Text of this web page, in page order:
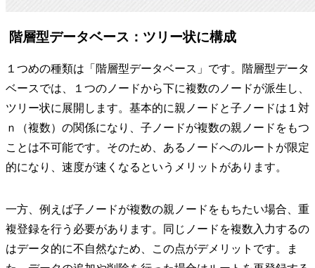
階層型データベース：ツリー状に構成
１つめの種類は「階層型データベース」です。階層型データ
ベースでは、１つのノードから下に複数のノードが派生し、
ツリー状に展開します。基本的に親ノードと子ノードは１対
ｎ（複数）の関係になり、子ノードが複数の親ノードをもつ
ことは不可能です。そのため、あるノードへのルートが限定
的になり、速度が速くなるというメリットがあります。
一方、例えば子ノードが複数の親ノードをもちたい場合、重
複登録を行う必要があります。同じノードを複数入力するの
はデータ的に不自然なため、この点がデメリットです。ま